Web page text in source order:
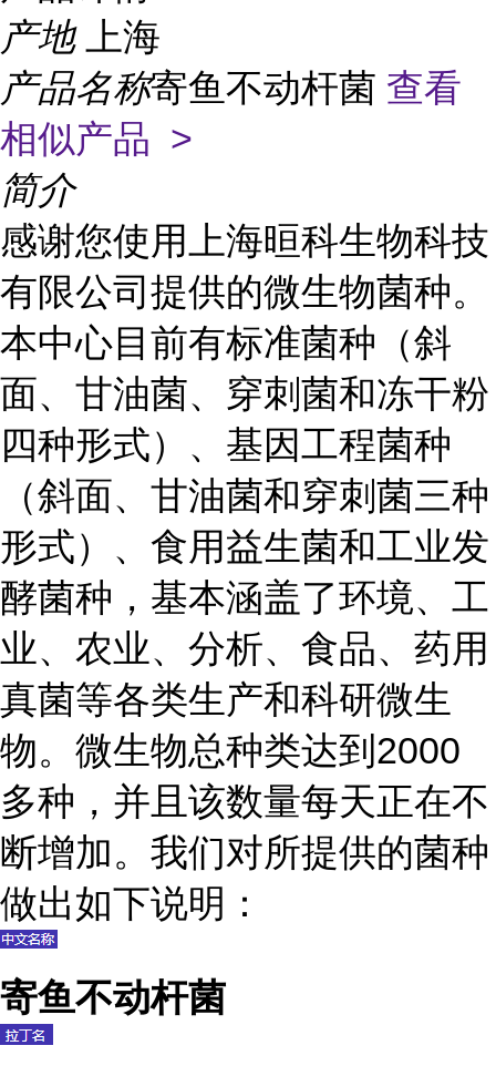
产地
上海
产品名称寄鱼不动杆菌 查看
相似产品 >
简介
感谢您使用上海晅科生物科技
有限公司提供的微生物菌种。
本中心目前有标准菌种（斜
面、甘油菌、穿刺菌和冻干粉
四种形式）、基因工程菌种
（斜面、甘油菌和穿刺菌三种
形式）、食用益生菌和工业发
酵菌种，基本涵盖了环境、工
业、农业、分析、食品、药用
真菌等各类生产和科研微生
物。微生物总种类达到2000
多种，并且该数量每天正在不
断增加。我们对所提供的菌种
做出如下说明：
寄鱼不动杆菌